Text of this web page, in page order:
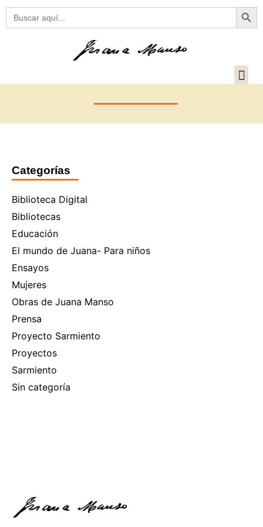
Buscar:
Categorías
Biblioteca Digital
Bibliotecas
Educación
El mundo de Juana- Para niños
Ensayos
Mujeres
Obras de Juana Manso
Prensa
Proyecto Sarmiento
Proyectos
Sarmiento
Sin categoría